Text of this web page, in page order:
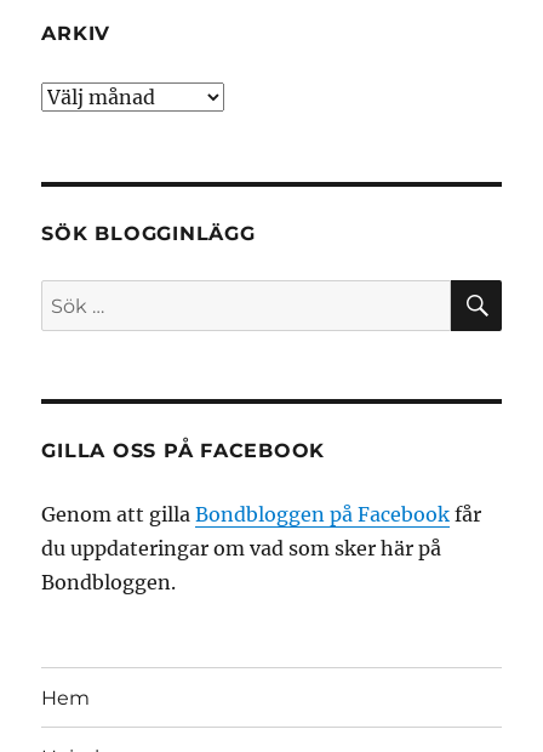
ARKIV
Arkiv
SÖK BLOGGINLÄGG
Sök
efter:
GILLA OSS PÅ FACEBOOK
Genom att gillaBondbloggen på Facebook får
du uppdateringar om vad som sker här på
Bondbloggen.
Hem